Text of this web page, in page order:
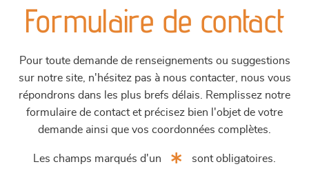
Formulaire de contact
Pour toute demande de renseignements ou suggestions
sur notre site, n'hésitez pas à nous contacter, nous vous
répondrons dans les plus brefs délais. Remplissez notre
formulaire de contact et précisez bien l'objet de votre
demande ainsi que vos coordonnées complètes.
Les champs marqués d'un sont obligatoires.